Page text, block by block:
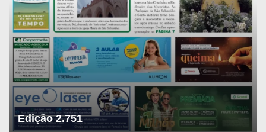
Edição 2.751